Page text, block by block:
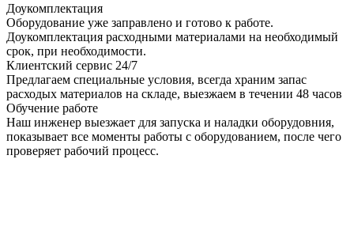
Доукомплектация
Оборудование уже заправлено и готово к работе.
Доукомплектация расходными материалами на необходимый
срок, при необходимости.
Клиентский сервис 24/7
Предлагаем специальные условия, всегда храним запас
расходых материалов на складе, выезжаем в течении 48 часов
Обучение работе
Наш инженер выезжает для запуска и наладки оборудовния,
показывает все моменты работы с оборудованием, после чего
проверяет рабочий процесс.